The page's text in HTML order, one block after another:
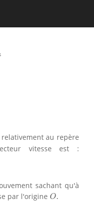
au repère
vitesse est :
sachant qu'à
par l'origine O.
O